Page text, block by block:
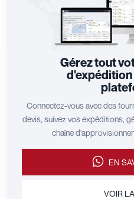
Gérez tout
d'expédition
Connectez-vous avec des
devis, suivez vos expéditions,
chaîne
EN
VOIR